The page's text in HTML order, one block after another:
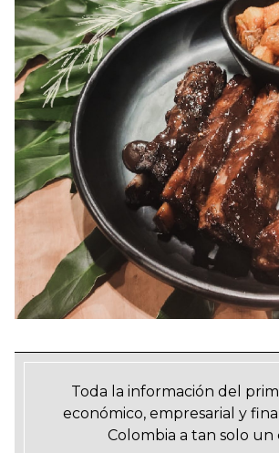
Toda la información del
económico, empresarial y
Colombia a tan solo un